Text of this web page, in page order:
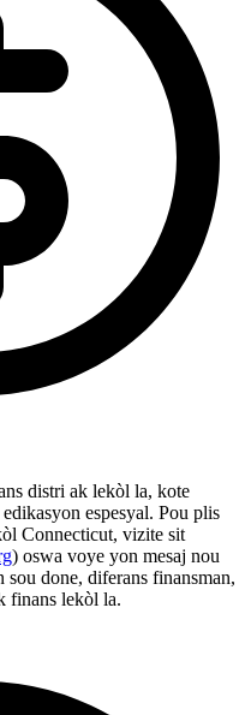
distri ak lekòl la, kote
espesyal. Pou plis
Connecticut, vizite sit
) oswa voye yon mesaj nou
done, diferans finansman,
finans lekòl la.